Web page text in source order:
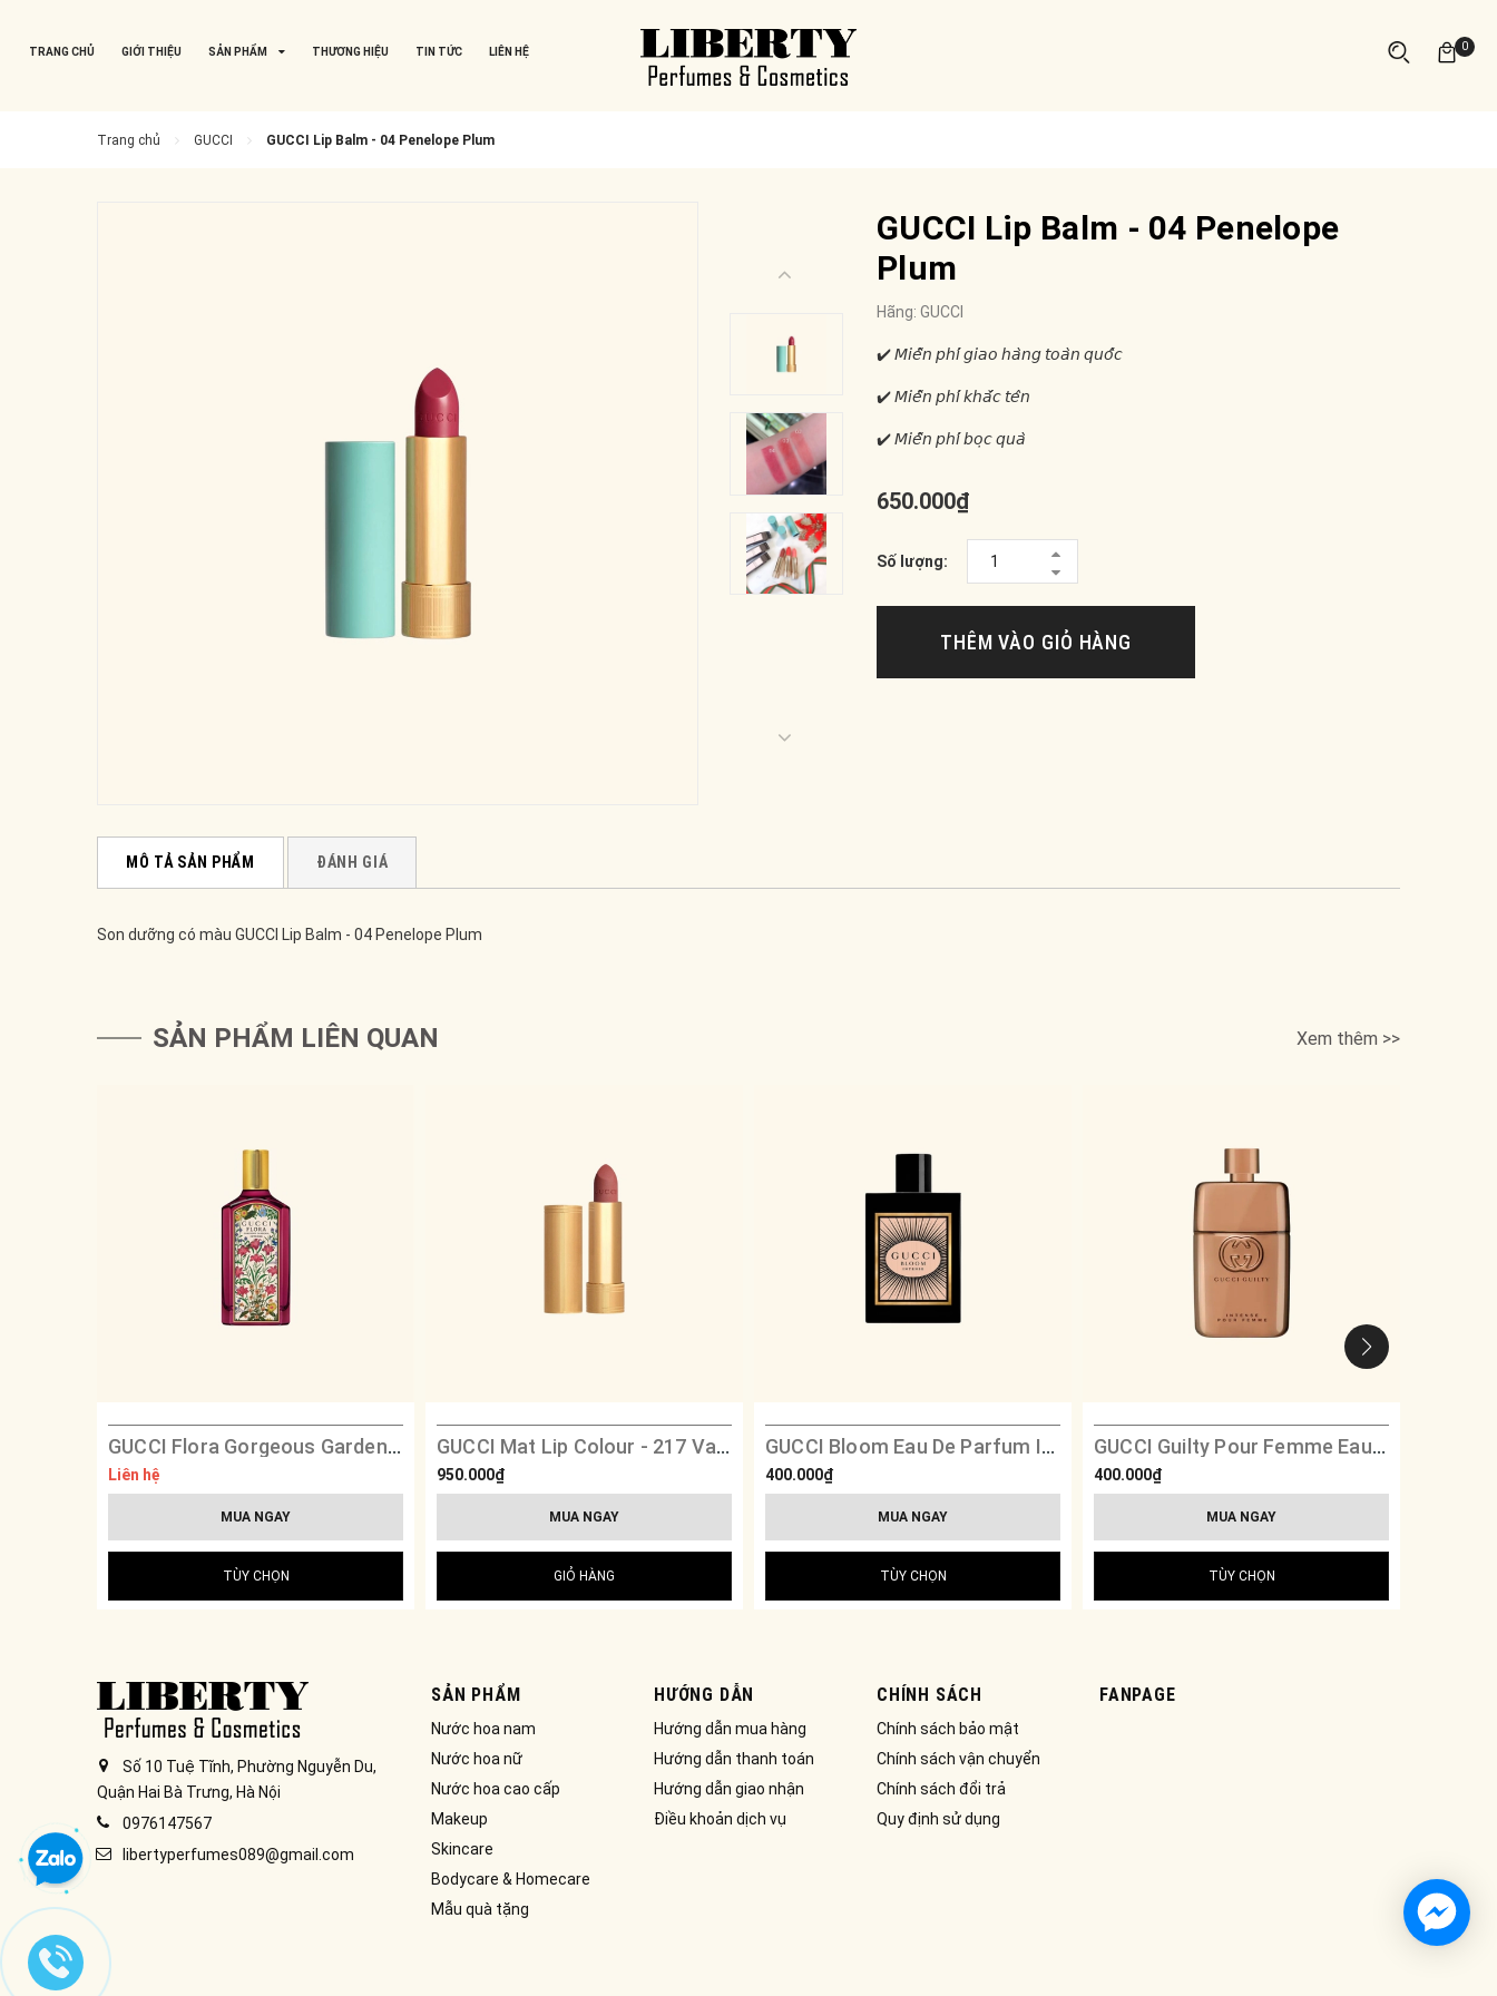
TRANG CHỦ GIỚI THIỆU SẢN PHẨM THƯƠNG HIỆU TIN TỨC LIÊN HỆ 0
Trang chủ GUCCI GUCCI Lip Balm - 04 Penelope Plum
GUCCI Lip Balm - 04 Penelope
Plum
Hãng: GUCCI
✔️ 𝘔𝘪𝘦̂̃𝘯 𝘱𝘩𝘪́ 𝘨𝘪𝘢𝘰 𝘩𝘢̀𝘯𝘨 𝘵𝘰𝘢̀𝘯 𝘲𝘶𝘰̂́𝘤
✔️ 𝘔𝘪𝘦̂̃𝘯 𝘱𝘩𝘪́ 𝘬𝘩𝘢̆́𝘤 𝘵𝘦̂𝘯
✔️ 𝘔𝘪𝘦̂̃𝘯 𝘱𝘩𝘪́ 𝘣𝘰̣𝘤 𝘲𝘶𝘢̀
650.000₫
Số lượng:
THÊM VÀO GIỎ HÀNG
MÔ TẢ SẢN PHẨM ĐÁNH GIÁ
Son dưỡng có màu GUCCI Lip Balm - 04 Penelope Plum
SẢN PHẨM LIÊN QUAN Xem thêm >>
GUCCI Flora Gorgeous Gardenia Intense
Liên hệ
MUA NGAY
TÙY CHỌN
GUCCI Mat Lip Colour - 217 Valeia Rose
950.000₫
MUA NGAY
GIỎ HÀNG
GUCCI Bloom Eau De Parfum Intense
400.000₫
MUA NGAY
TÙY CHỌN
GUCCI Guilty Pour Femme Eau De Parfum Intense
400.000₫
MUA NGAY
TÙY CHỌN
Số 10 Tuệ Tĩnh, Phường Nguyễn Du,
Quận Hai Bà Trưng, Hà Nội
0976147567
libertyperfumes089@gmail.com
SẢN PHẨM
Nước hoa nam
Nước hoa nữ
Nước hoa cao cấp
Makeup
Skincare
Bodycare & Homecare
Mẫu quà tặng
HƯỚNG DẪN
Hướng dẫn mua hàng
Hướng dẫn thanh toán
Hướng dẫn giao nhận
Điều khoản dịch vụ
CHÍNH SÁCH
Chính sách bảo mật
Chính sách vận chuyển
Chính sách đổi trả
Quy định sử dụng
FANPAGE